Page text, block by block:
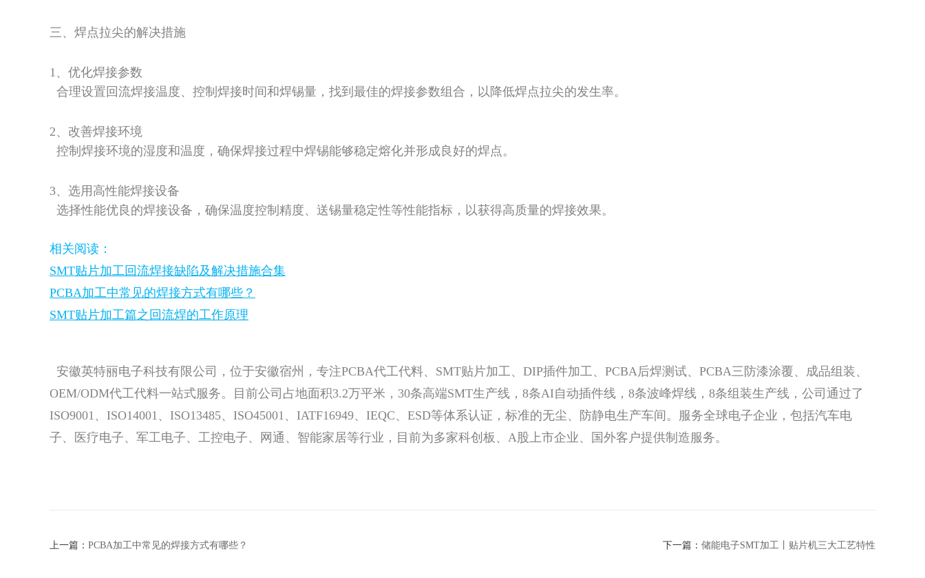
三、焊点拉尖的解决措施
1、优化焊接参数
合理设置回流焊接温度、控制焊接时间和焊锡量，找到最佳的焊接参数组合，以降低焊点拉尖的发生率。
2、改善焊接环境
控制焊接环境的湿度和温度，确保焊接过程中焊锡能够稳定熔化并形成良好的焊点。
3、选用高性能焊接设备
选择性能优良的焊接设备，确保温度控制精度、送锡量稳定性等性能指标，以获得高质量的焊接效果。
相关阅读：
SMT贴片加工回流焊接缺陷及解决措施合集
PCBA加工中常见的焊接方式有哪些？
SMT贴片加工篇之回流焊的工作原理
安徽英特丽电子科技有限公司，位于安徽宿州，专注PCBA代工代料、SMT贴片加工、DIP插件加工、PCBA后焊测试、PCBA三防漆涂覆、成品组装、
OEM/ODM代工代料一站式服务。目前公司占地面积3.2万平米，30条高端SMT生产线，8条AI自动插件线，8条波峰焊线，8条组装生产线，公司通过了
ISO9001、ISO14001、ISO13485、ISO45001、IATF16949、IEQC、ESD等体系认证，标准的无尘、防静电生产车间。服务全球电子企业，包括汽车电
子、医疗电子、军工电子、工控电子、网通、智能家居等行业，目前为多家科创板、A股上市企业、国外客户提供制造服务。
上一篇： PCBA加工中常见的焊接方式有哪些？ 下一篇： 储能电子SMT加工丨贴片机三大工艺特性